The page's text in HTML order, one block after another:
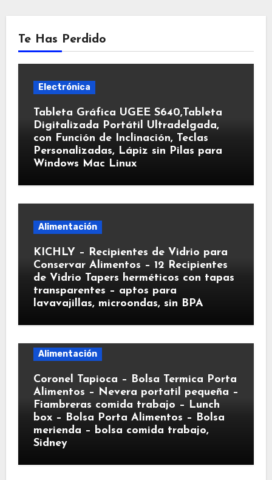
Te Has Perdido
Electrónica
Tableta Gráfica UGEE S640,Tableta
Digitalizada Portátil Ultradelgada,
con Función de Inclinación, Teclas
Personalizadas, Lápiz sin Pilas para
Windows Mac Linux
Alimentación
KICHLY – Recipientes de Vidrio para
Conservar Alimentos – 12 Recipientes
de Vidrio Tapers herméticos con tapas
transparentes – aptos para
lavavajillas, microondas, sin BPA
Alimentación
Coronel Tapioca – Bolsa Termica Porta
Alimentos – Nevera portatil pequeña –
Fiambreras comida trabajo – Lunch
box – Bolsa Porta Alimentos – Bolsa
merienda – bolsa comida trabajo,
Sidney